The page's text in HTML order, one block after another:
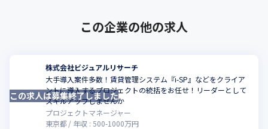
この企業の他の求人
株式会社ビジュアルリサーチ
大手導入案件多数！賃貸管理システム『i-SP』などをクライア
ントに導入するプロジェクトの統括をお任せ！リーダーとして
スキルアップしませんか
プロジェクトマネージャー
東京都
年収 : 500-1000万円
この求人は募集終了しました